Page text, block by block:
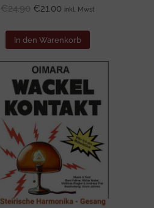
€24.90 Ursprünglicher
war:
€24.90
€21.00Aktueller
ist:
€21.00.
inkl. Mwst
In den Warenkorb